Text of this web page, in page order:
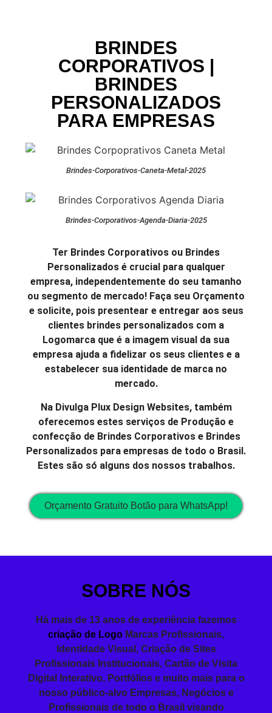
BRINDES
CORPORATIVOS |
BRINDES
PERSONALIZADOS
PARA EMPRESAS
Brindes-Corporativos-Caneta-Metal-2025
Brindes-Corporativos-Agenda-Diaria-2025
Ter Brindes Corporativos ou Brindes
Personalizados é crucial para qualquer
empresa, independentemente do seu tamanho
ou segmento de mercado! Faça seu Orçamento
e solicite, pois presentear e entregar aos seus
clientes brindes personalizados com a
Logomarca que é a imagem visual da sua
empresa ajuda a fidelizar os seus clientes e a
estabelecer sua identidade de marca no
mercado.
Na Divulga Plux Design Websites, também
oferecemos estes serviços de Produção e
confecção de Brindes Corporativos e Brindes
Personalizados para empresas de todo o Brasil.
Estes são só alguns dos nossos trabalhos.
Orçamento Gratuito Botão para WhatsApp!
SOBRE NÓS
Há mais de 13 anos de experiência fazemos
criação de Logo Marcas Profissionais,
Identidade Visual , Criação de Sites
Profissionais Institucionais, Cartão de Visita
Digital Interativo, Portfólios e muito mais para o
nosso público-alvo Empresas, Negócios e
Profissionais de todo o Brasil visando